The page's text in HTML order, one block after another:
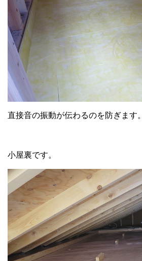
直接音の振動が伝わるのを防ぎます。
小屋裏です。